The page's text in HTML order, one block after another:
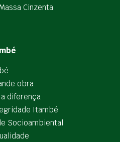
Cinzenta
obra
diferença
Itambé
Socioambiental